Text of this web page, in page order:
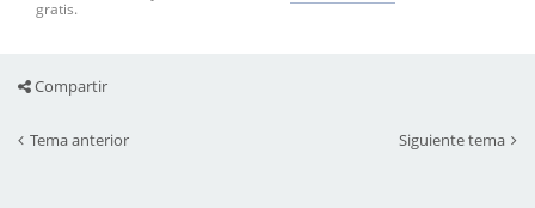
gratis.
Compartir
Tema anterior Siguiente tema